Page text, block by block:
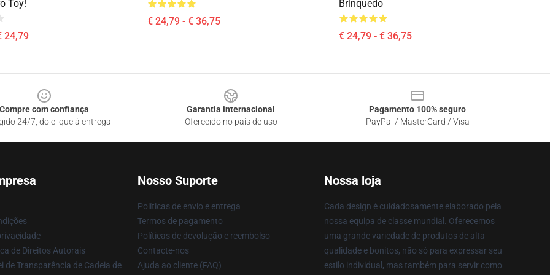
Toy!
24,79
€ 24,79 - € 36,75
Brinquedo
€ 24,79 - € 36,75
Compre com confiança
24/7, do clique à entrega
Garantia internacional
Oferecido no país de uso
Pagamento 100% seguro
PayPal / MasterCard / Visa
de Direitos Autorais
de Transparência de Cadeia de
Nosso Suporte
Políticas de envio e entrega
Termos de pagamento
Políticas de devolução e reembolso
Contacte-nos
Ajuda ao cliente (FAQ)
Nossa loja
Cada design é cuidadosamente elaborado pela
nossa equipa de classe mundial. Oferecemos
uma grande variedade de produtos de alta
qualidade e bonitos, não só para expressar seu
estilo individual, mas também para servir como